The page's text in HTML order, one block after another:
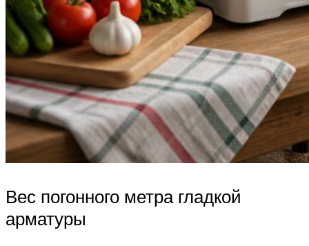
Вес погонного метра гладкой
арматуры